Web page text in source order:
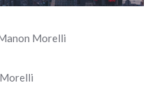
Morelli